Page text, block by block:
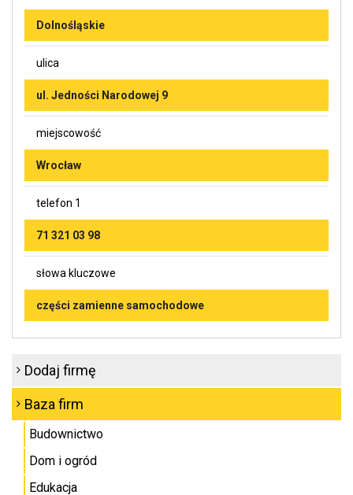
Dolnośląskie
ulica
ul. Jedności Narodowej 9
miejscowość
Wrocław
telefon 1
71 321 03 98
słowa kluczowe
części zamienne samochodowe
Dodaj firmę
Baza firm
Budownictwo
Dom i ogród
Edukacja